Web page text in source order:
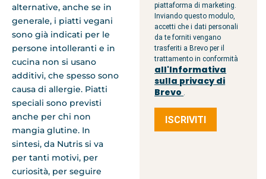
alternative, anche se in
generale, i piatti vegani
sono già indicati per le
persone intolleranti e in
cucina non si usano
additivi, che spesso sono
causa di allergie. Piatti
speciali sono previsti
anche per chi non
mangia glutine. In
sintesi, da Nutris si va
per tanti motivi, per
curiosità, per seguire
piattaforma di marketing.
Inviando questo modulo,
accetti che i dati personali
da te forniti vengano
trasferiti a Brevo per il
trattamento in conformità
all'Informativa
sulla privacy di
Brevo .
ISCRIVITI